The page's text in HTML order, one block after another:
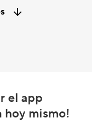
el app
hoy mismo!